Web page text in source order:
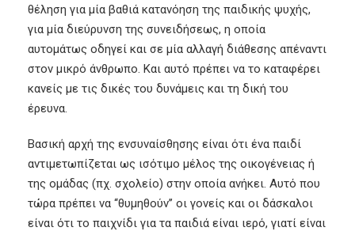
θέληση για μία βαθιά κατανόηση της παιδικής ψυχής,
για μία διεύρυνση της συνειδήσεως, η οποία
αυτομάτως οδηγεί και σε μία αλλαγή διάθεσης απέναντι
στον μικρό άνθρωπο. Και αυτό πρέπει να το καταφέρει
κανείς με τις δικές του δυνάμεις και τη δική του
έρευνα.
Βασική αρχή της ενσυναίσθησης είναι ότι ένα παιδί
αντιμετωπίζεται ως ισότιμο μέλος της οικογένειας ή
της ομάδας (πχ. σχολείο) στην οποία ανήκει. Αυτό που
τώρα πρέπει να ‘‘θυμηθούν’’ οι γονείς και οι δάσκαλοι
είναι ότι το παιχνίδι για τα παιδιά είναι ιερό, γιατί είναι